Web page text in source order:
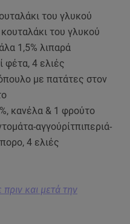
του γλυκού
του γλυκού
1,5% λιπαρά
φέτα, 4 ελιές
με πατάτες στον
κανέλα & 1 φρούτο
αγγούρίτπιπεριά-
4 ελιές
και μετά την